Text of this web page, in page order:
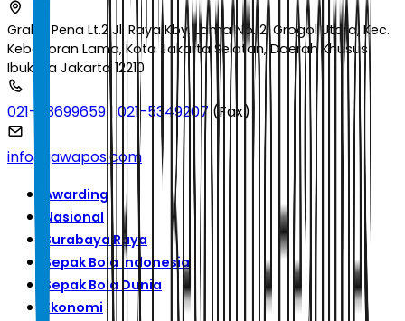
Graha Pena Lt.2 Jl. Raya Kby. Lama No.12, Grogol Utara, Kec.
Kebayoran Lama, Kota Jakarta Selatan, Daerah Khusus
Ibukota Jakarta 12210
021-53699659| 021-5349207 (Fax)
info@jawapos.com
Awarding
Nasional
Surabaya Raya
Sepak Bola Indonesia
Sepak Bola Dunia
Ekonomi